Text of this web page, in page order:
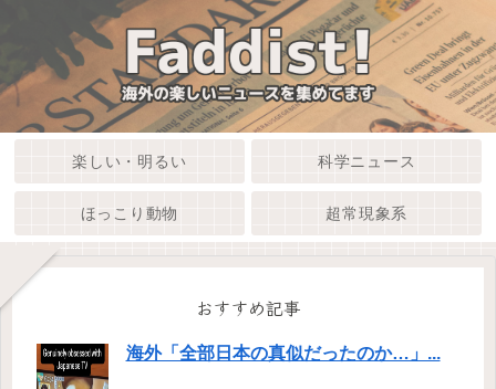
楽しい・明るい 科学ニュース
ほっこり動物 超常現象系
おすすめ記事
海外「全部日本の真似だったのか…」...